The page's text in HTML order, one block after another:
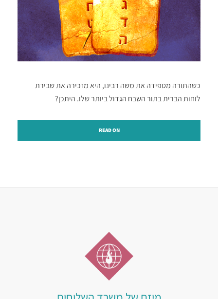
כשהתורה מספידה את משה רבינו, היא מזכירה את שבירת
לוחות הברית בתור השבח הגדול ביותר שלו. היתכן?
READ ON